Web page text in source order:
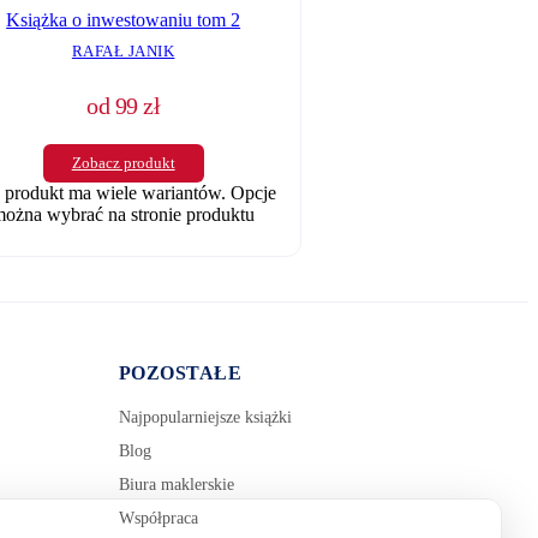
Książka o inwestowaniu tom 2
RAFAŁ JANIK
od99zł
Zobacz produkt
produkt ma wiele wariantów. Opcje
wybrać na stronie produktu
POZOSTAŁE
Najpopularniejsze książki
Blog
Biura maklerskie
Współpraca